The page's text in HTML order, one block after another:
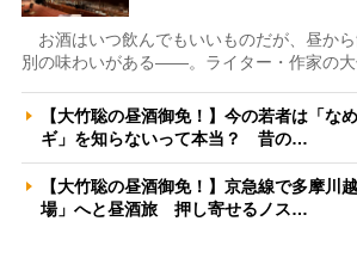
お酒はいつ飲んでもいいものだが、昼か
別の味わいがある――。ライター・作家の大
【大竹聡の昼酒御免！】今の若者は「な
ギ」を知らないって本当？ 昔の…
【大竹聡の昼酒御免！】京急線で多摩川
場」へと昼酒旅 押し寄せるノス…